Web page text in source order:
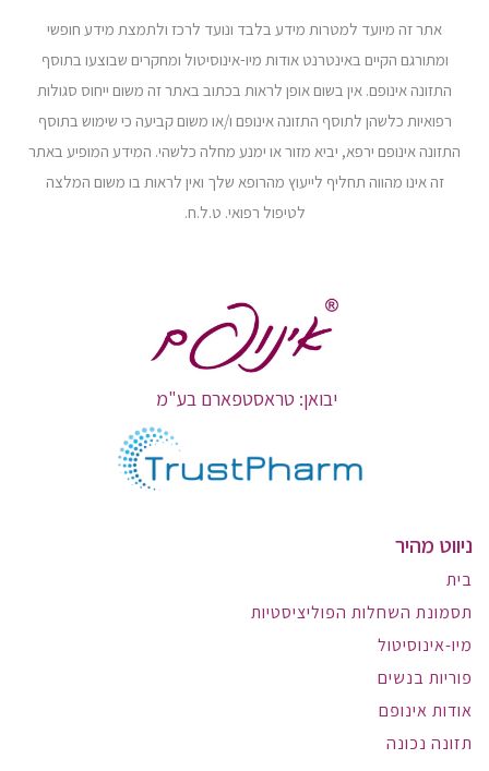
אתר זה מיועד למטרות מידע בלבד ונועד לרכז ולתמצת מידע חופשי
ומתורגם הקיים באינטרנט אודות מיו-אינוסיטול ומחקרים שבוצעו בתוסף
התזונה אינופם. אין בשום אופן לראות בכתוב באתר זה משום ייחוס סגולות
רפואיות כלשהן לתוסף התזונה אינופם ו/או משום קביעה כי שימוש בתוסף
התזונה אינופם ירפא, יביא מזור או ימנע מחלה כלשהי. המידע המופיע באתר
זה אינו מהווה תחליף לייעוץ מהרופא שלך ואין לראות בו משום המלצה
לטיפול רפואי. ט.ל.ח.
יבואן: טראסטפארם בע"מ
ניווט מהיר
בית
תסמונת השחלות הפוליציסטיות
מיו-אינוסיטול
פוריות בנשים
אודות אינופם
תזונה נכונה